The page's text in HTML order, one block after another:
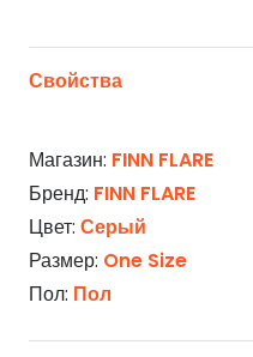
Свойства
Магазин: FINN FLARE
Бренд: FINN FLARE
Цвет: Серый
Размер: One Size
Пол: Пол